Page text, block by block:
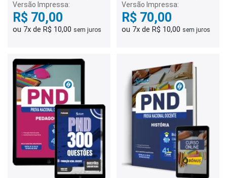
Versão Impressa:
R$ 70,00
ou 7x de R$ 10,00 sem juros
Versão Impressa:
R$ 70,00
ou 7x de R$ 10,00 sem juros